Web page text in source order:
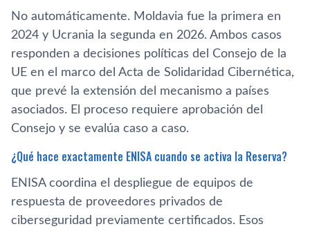
No automáticamente. Moldavia fue la primera en
2024 y Ucrania la segunda en 2026. Ambos casos
responden a decisiones políticas del Consejo de la
UE en el marco del Acta de Solidaridad Cibernética,
que prevé la extensión del mecanismo a países
asociados. El proceso requiere aprobación del
Consejo y se evalúa caso a caso.
¿Qué hace exactamente ENISA cuando se activa la Reserva?
ENISA coordina el despliegue de equipos de
respuesta de proveedores privados de
ciberseguridad previamente certificados. Esos